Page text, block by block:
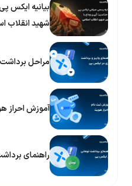
بیانیه ایکس
شهید انقلاب
مراحل
آموزش
راهنمای